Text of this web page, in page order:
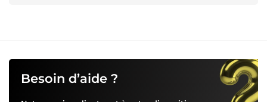
Besoin d’aide ?